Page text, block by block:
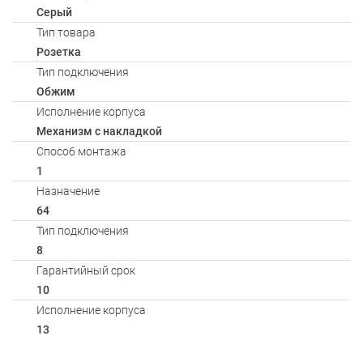
Серый
Тип товара
Розетка
Тип подключения
Обжим
Исполнение корпуса
Механизм с накладкой
Способ монтажа
1
Назначение
64
Тип подключения
8
Гарантийный срок
10
Исполнение корпуса
13